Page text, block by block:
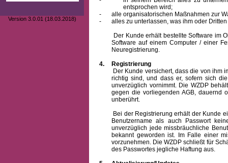
Version 3.0.01 (18.03.2018)
entsprochen wird;
-
alle organisatorischen Maßnahmen zur
-
alles zu unterlassen, was ihm oder
Der Kunde erhält bestellte Software im
Software auf einem Computer / einer
Neuregistrierung.
4.
Registrierung
Der Kunde versichert, dass die von ihm
richtig sind, und dass er, sofern sich
unverzüglich vornimmt. Die WZDP
gegen die vorliegenden AGB, dauernd
unberührt.
Bei der Registrierung erhält der Kunde
Benutzernameals auch Passwort
unverzüglich jede missbräuchliche
bekannt geworden ist. Im Falle einer
vorzunehmen. Die WZDP schließt für
des Passwortes jegliche Haftung aus.